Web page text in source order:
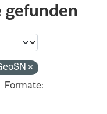
gefunden
Formate: